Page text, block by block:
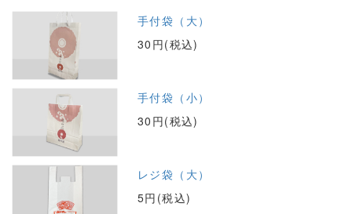
手付袋（大）
30円(税込)
手付袋（小）
30円(税込)
レジ袋（大）
5円(税込)